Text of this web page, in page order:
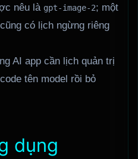
nêu là gpt-image-2; một
có lịch ngừng riêng
AI app cần lịch quản trị
tên model rồi bỏ
dụng